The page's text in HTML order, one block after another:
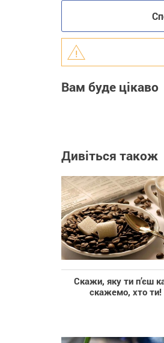
Вам буде цікаво
Дивіться також
Скажи, яку ти п’єш
скажемо, хто ти!